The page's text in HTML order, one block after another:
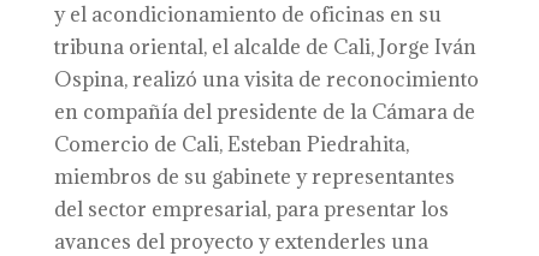
y el acondicionamiento de oficinas en su
tribuna oriental, el alcalde de Cali, Jorge Iván
Ospina, realizó una visita de reconocimiento
en compañía del presidente de la Cámara de
Comercio de Cali, Esteban Piedrahita,
miembros de su gabinete y representantes
del sector empresarial, para presentar los
avances del proyecto y extenderles una